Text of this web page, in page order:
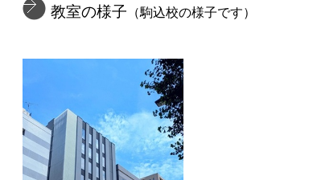
教室の様子 （駒込校の様子です）